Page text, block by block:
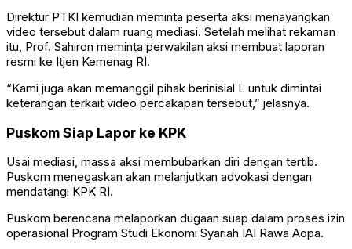
Direktur PTKI kemudian meminta peserta aksi menayangkan
video tersebut dalam ruang mediasi. Setelah melihat rekaman
itu, Prof. Sahiron meminta perwakilan aksi membuat laporan
resmi ke Itjen Kemenag RI.
“Kami juga akan memanggil pihak berinisial L untuk dimintai
keterangan terkait video percakapan tersebut,” jelasnya.
Puskom Siap Lapor ke KPK
Usai mediasi, massa aksi membubarkan diri dengan tertib.
Puskom menegaskan akan melanjutkan advokasi dengan
mendatangi KPK RI.
Puskom berencana melaporkan dugaan suap dalam proses izin
operasional Program Studi Ekonomi Syariah IAI Rawa Aopa.